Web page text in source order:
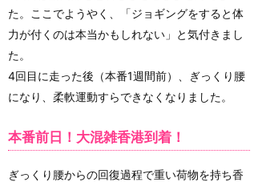
た。ここでようやく、「ジョギングをすると体
力が付くのは本当かもしれない」と気付きまし
た。
4回目に走った後（本番1週間前）、ぎっくり腰
になり、柔軟運動すらできなくなりました。
本番前日！大混雑香港到着！
ぎっくり腰からの回復過程で重い荷物を持ち香